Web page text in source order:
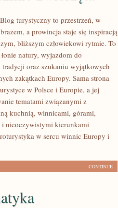
turystyczny to przestrzeń, w
a prowincja staje się inspiracją
bliższym człowiekowi rytmie. To
natury, wyjazdom do
oraz szukaniu wyjątkowych
zakątkach Europy. Sama strona
w Polsce i Europie, a jej
tematami związanymi z
kuchnią, winnicami, górami,
nieoczywistymi kierunkami
w sercu winnic Europy i
CONTINUE